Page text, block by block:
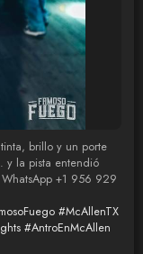
tinta, brillo y un porte
y la pista entendió
+1 956 929
#McAllenTX
#AntroEnMcAllen